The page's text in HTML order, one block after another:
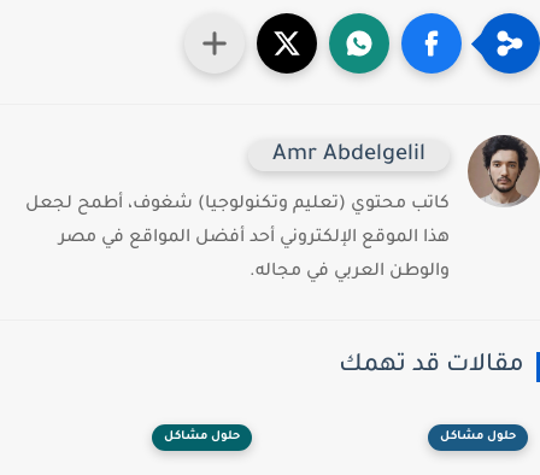
Amr Abdelgelil
كاتب محتوي (تعليم وتكنولوجيا) شغوف، أطمح لجعل
هذا الموقع الإلكتروني أحد أفضل المواقع في مصر
والوطن العربي في مجاله.
قد تهمك
حلول مشاكل حلول مشاكل